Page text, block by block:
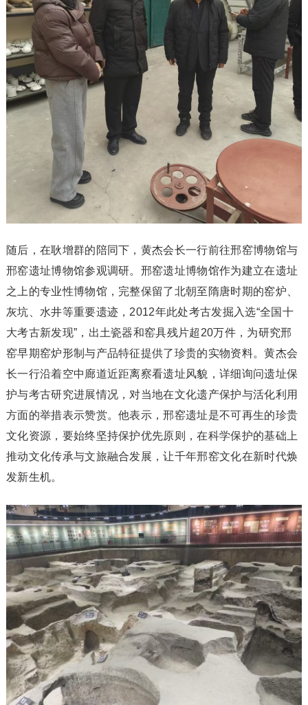
随后，在耿增群的陪同下，黄杰会长一行前往邢窑博物馆与
邢窑遗址博物馆参观调研。邢窑遗址博物馆作为建立在遗址
之上的专业性博物馆，完整保留了北朝至隋唐时期的窑炉、
灰坑、水井等重要遗迹，2012年此处考古发掘入选“全国十
大考古新发现”，出土瓷器和窑具残片超20万件，为研究邢
窑早期窑炉形制与产品特征提供了珍贵的实物资料。黄杰会
长一行沿着空中廊道近距离察看遗址风貌，详细询问遗址保
护与考古研究进展情况，对当地在文化遗产保护与活化利用
方面的举措表示赞赏。他表示，邢窑遗址是不可再生的珍贵
文化资源，要始终坚持保护优先原则，在科学保护的基础上
推动文化传承与文旅融合发展，让千年邢窑文化在新时代焕
发新生机。